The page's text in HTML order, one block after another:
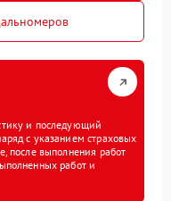
и последующий
с указанием страховых
после выполнения работ
работ и